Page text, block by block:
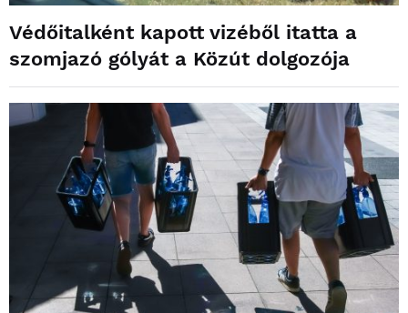
Védőitalként kapott vizéből itatta a
szomjazó gólyát a Közút dolgozója